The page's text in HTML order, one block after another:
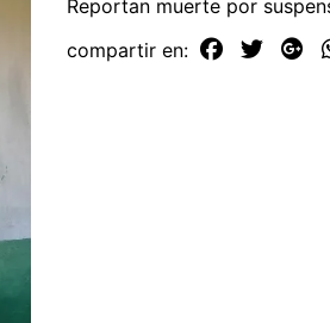
Reportan muerte por
compartir en: